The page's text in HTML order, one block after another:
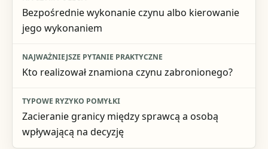
Bezpośrednie wykonanie czynu albo kierowanie
jego wykonaniem
Kto realizował znamiona czynu zabronionego?
Zacieranie granicy między sprawcą a osobą
wpływającą na decyzję